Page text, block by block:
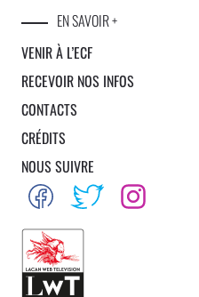
EN SAVOIR +
VENIR À L’ECF
RECEVOIR NOS INFOS
CONTACTS
CRÉDITS
NOUS SUIVRE